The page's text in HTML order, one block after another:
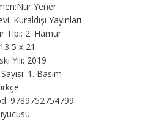
Nur Yener
Kuraldışı Yayınları
Tipi: 2. Hamur
13,5 x 21
Yılı: 2019
1. Basım
9789752754799